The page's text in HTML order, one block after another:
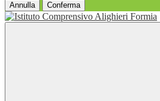
Annulla Conferma